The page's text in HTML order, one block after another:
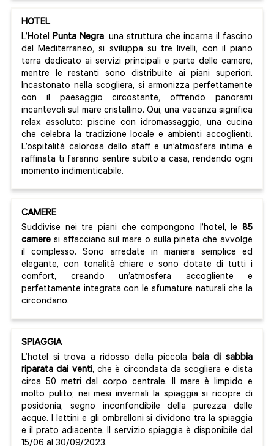
HOTEL
L’Hotel Punta Negra, una struttura che incarna il fascino
del Mediterraneo, si sviluppa su tre livelli, con il piano
terra dedicato ai servizi principali e parte delle camere,
mentre le restanti sono distribuite ai piani superiori.
Incastonato nella scogliera, si armonizza perfettamente
con il paesaggio circostante, offrendo panorami
incantevoli sul mare cristallino. Qui, una vacanza significa
relax assoluto: piscine con idromassaggio, una cucina
che celebra la tradizione locale e ambienti accoglienti.
L’ospitalità calorosa dello staff e un’atmosfera intima e
raffinata ti faranno sentire subito a casa, rendendo ogni
momento indimenticabile.
CAMERE
Suddivise nei tre piani che compongono l’hotel, le 85
camere si affacciano sul mare o sulla pineta che avvolge
il complesso. Sono arredate in maniera semplice ed
elegante, con tonalità chiare e sono dotate di tutti i
comfort, creando un’atmosfera accogliente e
perfettamente integrata con le sfumature naturali che la
circondano.
SPIAGGIA
L’hotel si trova a ridosso della piccola baia di sabbia
riparata dai venti, che è circondata da scogliera e dista
circa 50 metri dal corpo centrale. Il mare è limpido e
molto pulito; nei mesi invernali la spiaggia si ricopre di
posidonia, segno inconfondibile della purezza delle
acque. I lettini e gli ombrelloni si dividono tra la spiaggia
e il prato adiacente. Il servizio spiaggia è disponibile dal